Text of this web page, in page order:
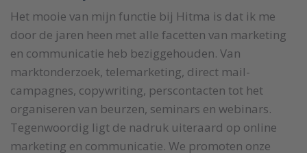
Het mooie van mijn functie bij Hitma is dat ik me
door de jaren heen met alle facetten van marketing
en communicatie heb beziggehouden. Van
marktonderzoek, telemarketing, direct mail-
campagnes, copywriting, perscontacten tot het
organiseren van beurzen, seminars en webinars.
Tegenwoordig ligt de nadruk uiteraard op online
marketing en communicatie. We promoten onze